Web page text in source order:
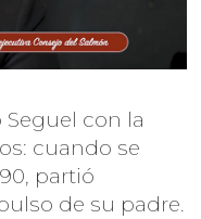
Seguel con la
cuando se
partió
de su padre.